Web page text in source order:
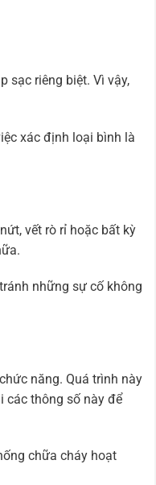
sạc riêng biệt. Vì vậy,
xác định loại bình là
vết rò rỉ hoặc bất kỳ
những sự cố không
năng. Quá trình này
các thông số này để
chữa cháy hoạt